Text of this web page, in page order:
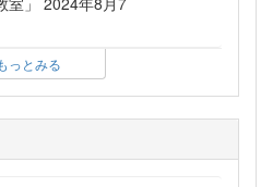
っとみる